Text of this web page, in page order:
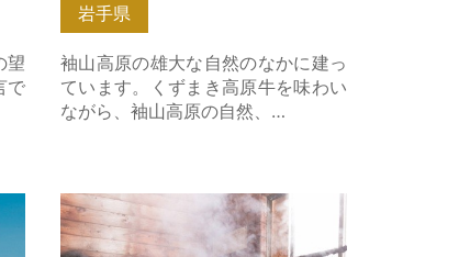
望
で
岩手県
袖山高原の雄大な自然のなかに建っ
ています。くずまき高原牛を味わい
ながら、袖山高原の自然、…
ら
世界でここだけ！地熱蒸気染めの体
験【岩手県八幡平市】 の詳細はこち
ら